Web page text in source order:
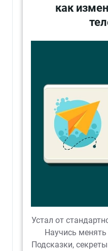
как
Устал от
Научись менять
Подсказки,